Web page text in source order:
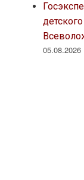
05.08.2026